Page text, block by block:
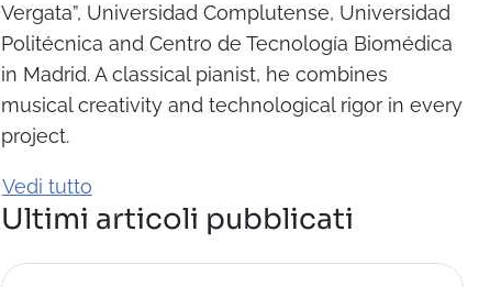
Vergata”, Universidad Complutense, Universidad
Politécnica and Centro de Tecnología Biomédica
in Madrid. A classical pianist, he combines
musical creativity and technological rigor in every
project.
Vedi tutto
Ultimi articoli pubblicati